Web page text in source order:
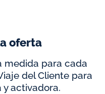
oferta
medida para cada
del Cliente para
activadora.